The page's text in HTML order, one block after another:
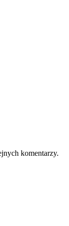
komentarzy.